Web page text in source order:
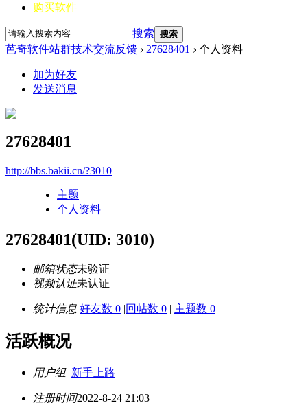
购买软件
搜索 搜索
芭奇软件站群技术交流反馈 › 27628401 › 个人资料
加为好友
发送消息
27628401
http://bbs.bakii.cn/?3010
主题
个人资料
27628401(UID: 3010)
邮箱状态未验证
视频认证未认证
统计信息 好友数 0 |回帖数 0 | 主题数 0
活跃概况
用户组 新手上路
注册时间2022-8-24 21:03